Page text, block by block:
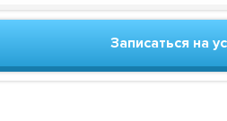
Записаться на